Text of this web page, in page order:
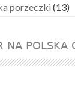
porzeczki (13)
NA POLSKA